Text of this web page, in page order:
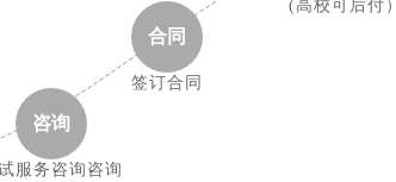
咨询
服务咨询咨询
合同
签订合同
(高校可后付）